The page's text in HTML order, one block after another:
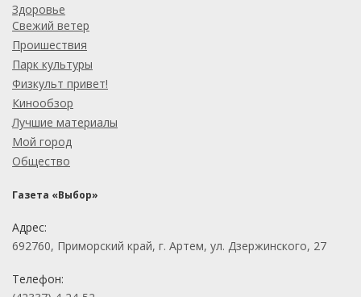
Здоровье
Свежий ветер
Проишествия
Парк культуры
Физкульт привет!
Кинообзор
Лучшие материалы
Мой город
Общество
Газета «Выбор»
Адрес:
692760, Приморский край, г. Артем, ул. Дзержинского, 27
Телефон: